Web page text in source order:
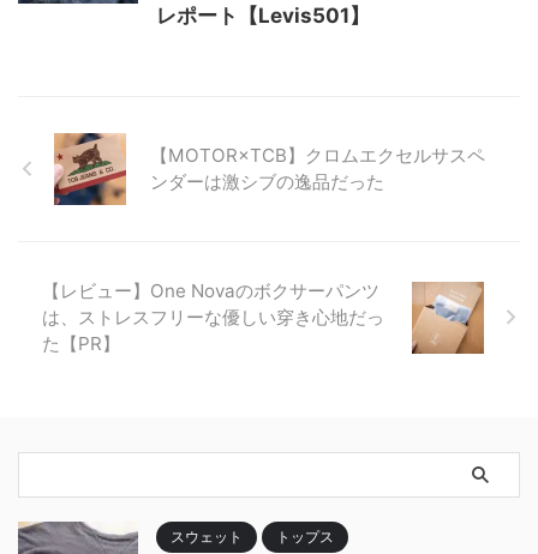
レポート【Levis501】
【MOTOR×TCB】クロムエクセルサスペ
ンダーは激シブの逸品だった
【レビュー】One Novaのボクサーパンツ
は、ストレスフリーな優しい穿き心地だっ
た【PR】
スウェット トップス